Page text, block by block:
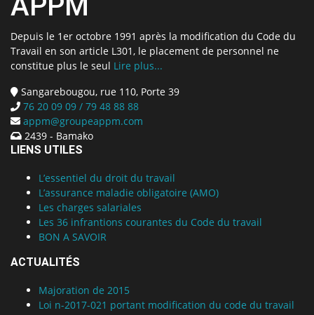
Depuis le 1er octobre 1991 après la modification du Code du
Travail en son article L301, le placement de personnel ne
constitue plus le seul Lire plus...
Sangarebougou, rue 110, Porte 39
76 20 09 09 / 79 48 88 88
appm@groupeappm.com
2439 - Bamako
LIENS UTILES
L’essentiel du droit du travail
L’assurance maladie obligatoire (AMO)
Les charges salariales
Les 36 infrantions courantes du Code du travail
BON A SAVOIR
ACTUALITÉS
Majoration de 2015
Loi n-2017-021 portant modification du code du travail